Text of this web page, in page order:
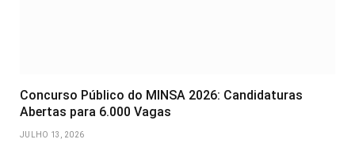
Concurso Público do MINSA 2026: Candidaturas
Abertas para 6.000 Vagas
JULHO 13, 2026